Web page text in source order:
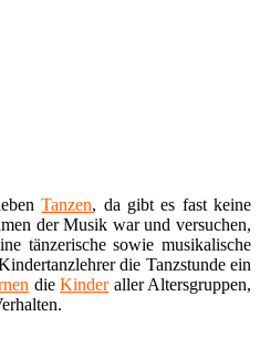
Tanzen, da gibt es fast keine
der Musik war und versuchen,
tänzerische sowie musikalische
die Tanzstunde ein
dieKinderaller Altersgruppen,